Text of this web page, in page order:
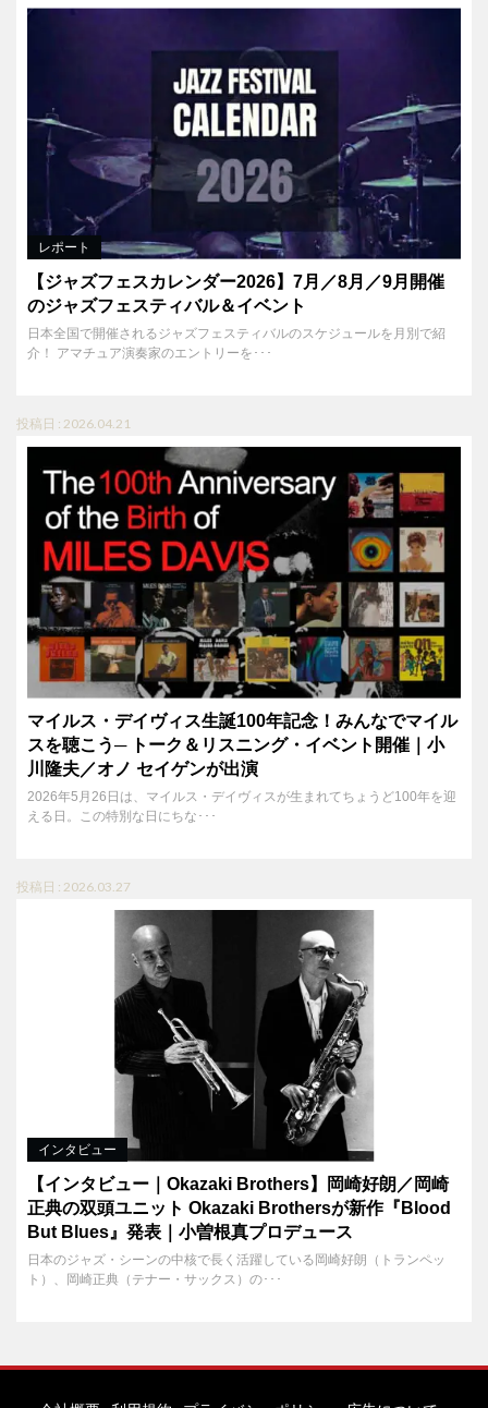
レポート
【ジャズフェスカレンダー2026】7月／8月／9月開催
のジャズフェスティバル＆イベント
日本全国で開催されるジャズフェスティバルのスケジュールを月別で紹
介！ アマチュア演奏家のエントリーを･･･
投稿日 : 2026.04.21
マイルス・デイヴィス生誕100年記念！みんなでマイル
スを聴こう─ トーク＆リスニング・イベント開催｜小
川隆夫／オノ セイゲンが出演
2026年5月26日は、マイルス・デイヴィスが生まれてちょうど100年を迎
える日。この特別な日にちな･･･
投稿日 : 2026.03.27
インタビュー
【インタビュー｜Okazaki Brothers】岡崎好朗／岡崎
正典の双頭ユニット Okazaki Brothersが新作『Blood
But Blues』発表｜小曽根真プロデュース
日本のジャズ・シーンの中核で長く活躍している岡崎好朗（トランペッ
ト）、岡崎正典（テナー・サックス）の･･･